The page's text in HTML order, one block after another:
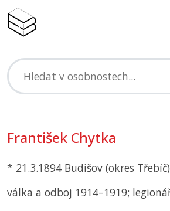
František Chytka
* 21.3.1894 Budišov (okres Třebíč)
válka a odboj 1914–1919;